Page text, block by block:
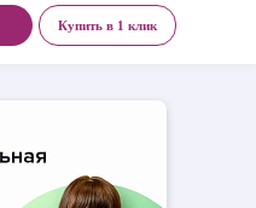
Купить в 1 клик